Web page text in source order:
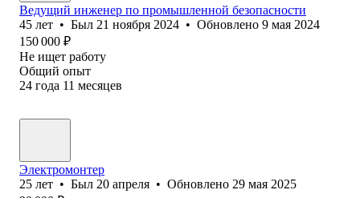
Ведущий инженер по промышленной безопасности
45 лет • Был 21 ноября 2024 • Обновлено 9 мая 2024
150 000 ₽
Не ищет работу
Общий опыт
24 года 11 месяцев
Электромонтер
25 лет • Был 20 апреля • Обновлено 29 мая 2025